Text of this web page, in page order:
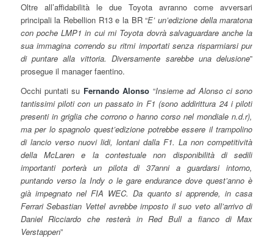
Oltre all’affidabilità le due Toyota avranno come avversari
principali la Rebellion R13 e la BR “E’ un’edizione della maratona
con poche LMP1 in cui mi Toyota dovrà salvaguardare anche la
sua immagina correndo su ritmi importati senza risparmiarsi pur
di puntare alla vittoria. Diversamente sarebbe una delusione”
prosegue il manager faentino.
Occhi puntati su Fernando Alonso “Insieme ad Alonso ci sono
tantissimi piloti con un passato in F1 (sono addirittura 24 i piloti
presenti in griglia che corrono o hanno corso nel mondiale n.d.r),
ma per lo spagnolo quest’edizione potrebbe essere il trampolino
di lancio verso nuovi lidi, lontani dalla F1. La non competitività
della McLaren e la contestuale non disponibilità di sedili
importanti porterà un pilota di 37anni a guardarsi intorno,
puntando verso la Indy o le gare endurance dove quest’anno è
già impegnato nel FIA WEC. Da quanto si apprende, in casa
Ferrari Sebastian Vettel avrebbe imposto il suo veto all’arrivo di
Daniel Ricciardo che resterà in Red Bull a fianco di Max
Verstappen”